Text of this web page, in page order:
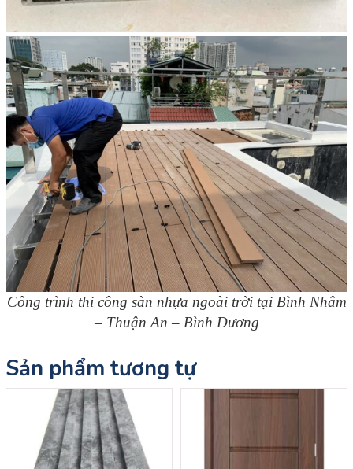
Công trình thi công sàn nhựa ngoài trời tại Bình Nhâm
– Thuận An – Bình Dương
Sản phẩm tương tự